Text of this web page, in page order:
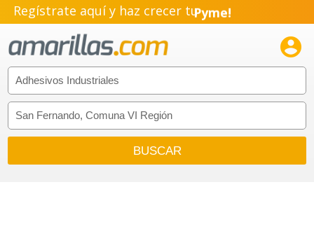
Regístrate aquí y haz crecer tuPyme!
Emprendimiento!
